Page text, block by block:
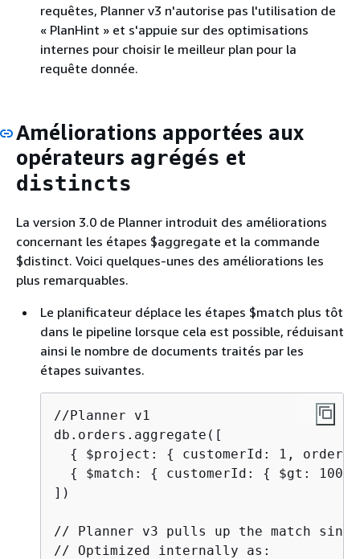
requêtes, Planner v3 n'autorise pas l'utilisation de
« PlanHint » et s'appuie sur des optimisations
internes pour choisir le meilleur plan pour la
requête donnée.
Améliorations apportées aux
opérateurs agrégés et
distincts
La version 3.0 de Planner introduit des améliorations
concernant les étapes $aggregate et la commande
$distinct. Voici quelques-unes des améliorations les
plus remarquables.
Le planificateur déplace les étapes $match plus tôt
dans le pipeline lorsque cela est possible, réduisant
ainsi le nombre de documents traités par les
étapes suivantes.
//Planner v1
db.orders.aggregate([
{
$project: {
customerId: 1,
{
$match: { customerId: {
$gt:
])
// Planner v3 pulls up the match
// Optimized internally as: